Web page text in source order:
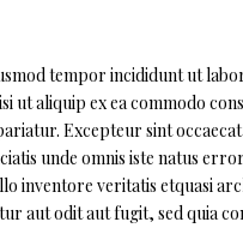
tempor incididunt ut
ut aliquip ex ea commodo
Excepteur sint
unde omnis iste natus
inventore veritatis etquasi
aut odit aut fugit, sed quia